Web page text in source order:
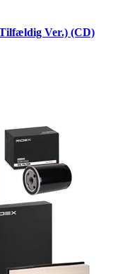
Ver.) (CD)